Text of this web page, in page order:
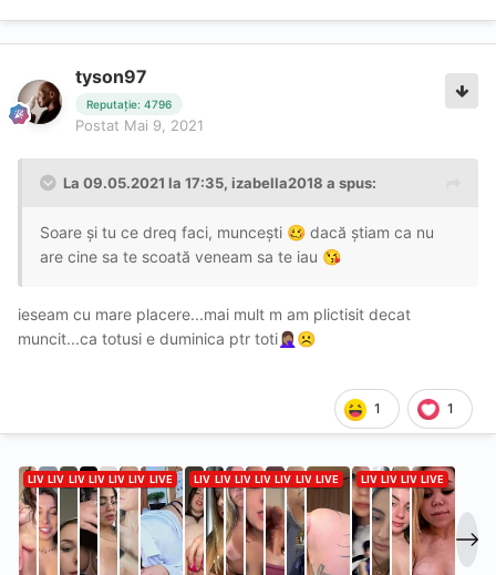
tyson97
Reputație: 4796
Postat Mai 9, 2021
La 09.05.2021 la 17:35, izabella2018 a spus:
Soare și tu ce dreq faci, muncești 🥴 dacă știam ca nu
are cine sa te scoată veneam sa te iau 😘
ieseam cu mare placere...mai mult m am plictisit decat
muncit...ca totusi e duminica ptr toti🤦🏽‍♀️ ☹️
1 1